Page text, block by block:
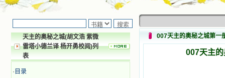
天主的奥秘之城(胡文浩 紫微
雷塔小德兰译 杨开勇校阅)列
表
· 目录
007天主的奥秘之城第一
007天主